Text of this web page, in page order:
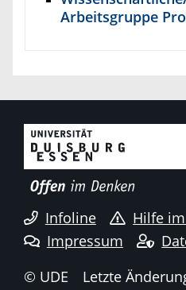
Arbeitsgruppe
Infoline
Hilfe
Impressum
© UDE
Letzte